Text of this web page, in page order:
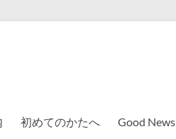
初めてのかたへ Good News